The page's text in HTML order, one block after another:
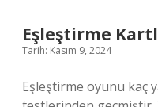
Eşleştirme
Tarih: Kasım 9, 2024
Eşleştirme oyunu kaç